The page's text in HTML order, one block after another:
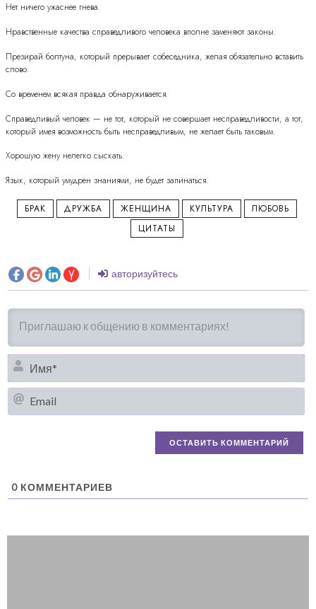
Нет ничего ужаснее гнева.
Нравственные качества справедливого человека вполне заменяют законы.
Презирай болтуна, который прерывает собеседника, желая обязательно вставить
слово.
Со временем всякая правда обнаруживается.
Справедливый человек — не тот, который не совершает несправедливости, а тот,
который имея возможность быть несправедливым, не желает быть таковым.
Хорошую жену нелегко сыскать.
Язык, который умудрен знаниями, не будет запинаться.
БРАК ДРУЖБА ЖЕНЩИНА КУЛЬТУРА
ЛЮБОВЬ
ЦИТАТЫ
авторизуйтесь
0 КОММЕНТАРИЕВ